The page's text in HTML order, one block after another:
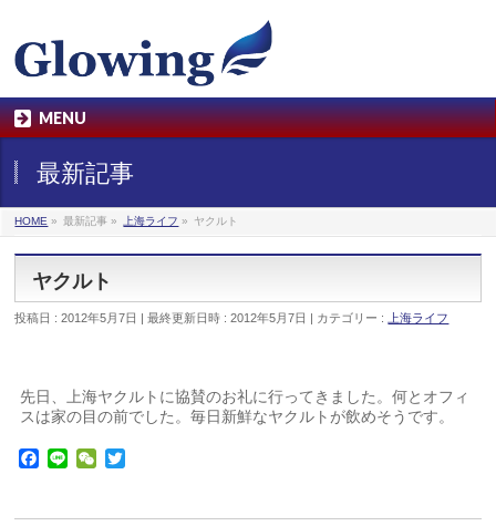
MENU
最新記事
HOME » 最新記事 » 上海ライフ » ヤクルト
ヤクルト
投稿日 : 2012年5月7日 最終更新日時 : 2012年5月7日 カテゴリー : 上海ライフ
先日、上海ヤクルトに協賛のお礼に行ってきました。何とオフィ
スは家の目の前でした。毎日新鮮なヤクルトが飲めそうです。
Facebook
Line WeChat